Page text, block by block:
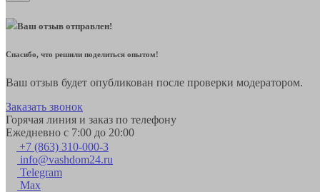
Ваш отзыв отправлен!
Спасибо, что решили поделиться опытом!
Ваш отзыв будет опубликован после проверки модератором.
Заказать звонок
Горячая линия и заказ по телефону
Ежедневно с 7:00 до 20:00
+7 (863) 310-000-3
info@vashdom24.ru
Telegram
Max